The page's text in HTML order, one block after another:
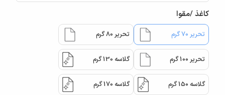
کاغذ /مقوا
تحریر 70 گرم تحریر 80 گرم
تحریر 100 گرم گلاسه 130 گرم
گلاسه 150 گرم گلاسه 170 گرم